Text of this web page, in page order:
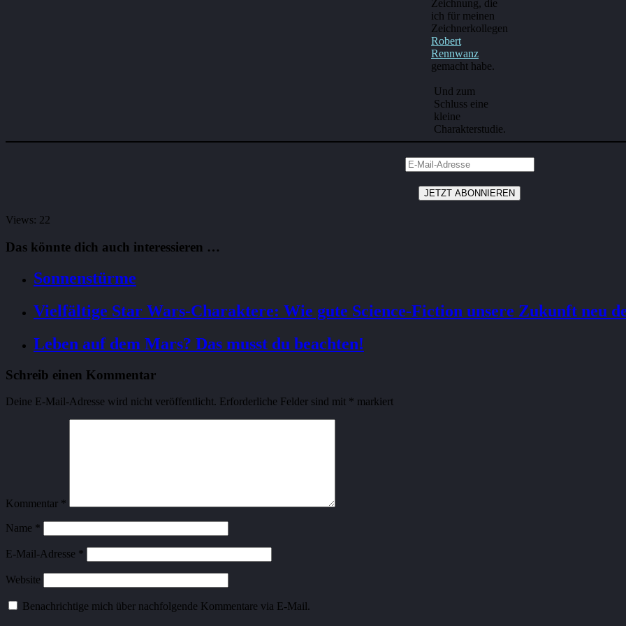
Zeichnung, die
ich für meinen
Zeichnerkollegen
Robert
Rennwanz
gemacht habe.
Und zum
Schluss eine
kleine
Charakterstudie.
Views: 22
Das könnte dich auch interessieren …
Sonnenstürme
Vielfältige Star Wars-Charaktere: Wie gute Science-Fiction unsere Zukunft neu
Leben auf dem Mars? Das musst du beachten!
Schreib einen Kommentar
Deine E-Mail-Adresse wird nicht veröffentlicht. Erforderliche Felder sind mit * markiert
Kommentar *
Name *
E-Mail-Adresse *
Website
Benachrichtige mich über nachfolgende Kommentare via E-Mail.